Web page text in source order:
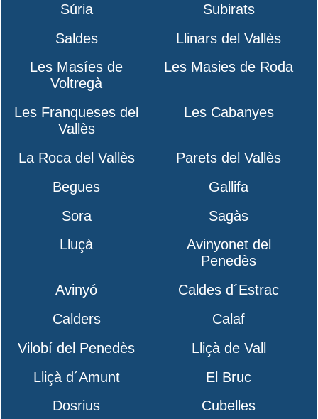
Súria
Subirats
Saldes
Llinars del Vallès
Les Masíes de
Voltregà
Les Masies de Roda
Les Franqueses del
Vallès
Les Cabanyes
La Roca del Vallès
Parets del Vallès
Begues
Gallifa
Sora
Sagàs
Lluçà
Avinyonet del
Penedès
Avinyó
Caldes d´Estrac
Calders
Calaf
Vilobí del Penedès
Lliçà de Vall
Lliçà d´Amunt
El Bruc
Dosrius
Cubelles